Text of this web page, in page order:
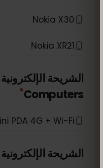
Nokia X30
Nokia XR21
الشريحة
Computers
*
PDA 4G + Wi-Fi
الشريحة